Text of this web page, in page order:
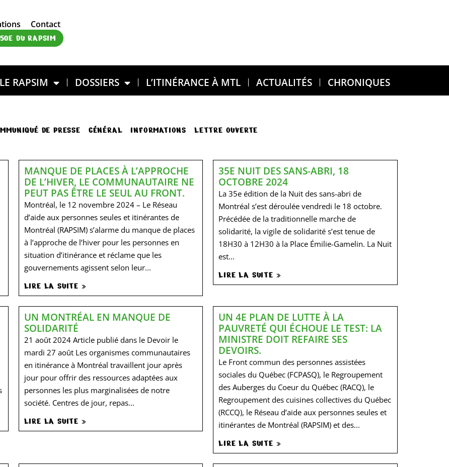
Contact
50E DU RAPSIM
LE RAPSIM DOSSIERS L’ITINÉRANCE À MTL ACTUALITÉS CHRONIQUES
DE PRESSE GÉNÉRAL INFORMATIONS LETTRE OUVERTE
MANQUE DE PLACES À L’APPROCHE
DE L’HIVER, LE COMMUNAUTAIRE NE
PEUT PAS ÊTRE LE SEUL AU FRONT.
Montréal, le 12 novembre 2024 – Le Réseau
d’aide aux personnes seules et itinérantes de
Montréal (RAPSIM) s’alarme du manque de places
à l’approche de l’hiver pour les personnes en
situation d’itinérance et réclame que les
gouvernements agissent selon leur...
LIRE LA SUITE »
35E NUIT DES SANS-ABRI, 18
OCTOBRE 2024
La 35e édition de la Nuit des sans-abri de
Montréal s’est déroulée vendredi le 18 octobre.
Précédée de la traditionnelle marche de
solidarité, la vigile de solidarité s’est tenue de
18H30 à 12H30 à la Place Émilie-Gamelin. La Nuit
est...
LIRE LA SUITE »
UN MONTRÉAL EN MANQUE DE
SOLIDARITÉ
21 août 2024 Article publié dans le Devoir le
mardi 27 août Les organismes communautaires
en itinérance à Montréal travaillent jour après
jour pour offrir des ressources adaptées aux
personnes les plus marginalisées de notre
société. Centres de jour, repas...
LIRE LA SUITE »
UN 4E PLAN DE LUTTE À LA
PAUVRETÉ QUI ÉCHOUE LE TEST: LA
MINISTRE DOIT REFAIRE SES
DEVOIRS.
Le Front commun des personnes assistées
sociales du Québec (FCPASQ), le Regroupement
des Auberges du Coeur du Québec (RACQ), le
Regroupement des cuisines collectives du Québec
(RCCQ), le Réseau d’aide aux personnes seules et
itinérantes de Montréal (RAPSIM) et des...
LIRE LA SUITE »